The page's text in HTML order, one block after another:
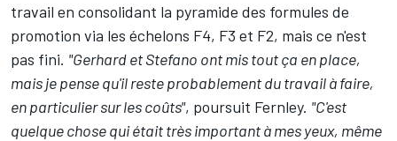
travail en consolidant la pyramide des formules de
promotion via les échelons F4, F3 et F2, mais ce n'est
pas fini. "Gerhard et Stefano ont mis tout ça en place,
mais je pense qu'il reste probablement du travail à faire,
en particulier sur les coûts", poursuit Fernley. "C'est
quelque chose qui était très important à mes yeux, même